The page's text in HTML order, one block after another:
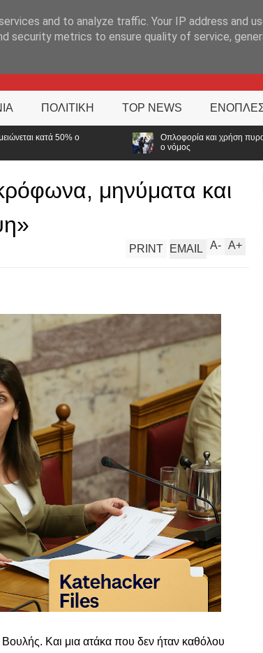
ΠΟΛΙΤΙΚΗ TOP NEWS
Οπλοφορία και χρήση πυροβόλων όπλων από
μηνύματα και
A+
A-
PRINT EMAIL
Βουλής. Και μια ατάκα που δεν ήταν καθόλου
and to analyze traffic. Your IP address and
security metrics to ensure quality of service,